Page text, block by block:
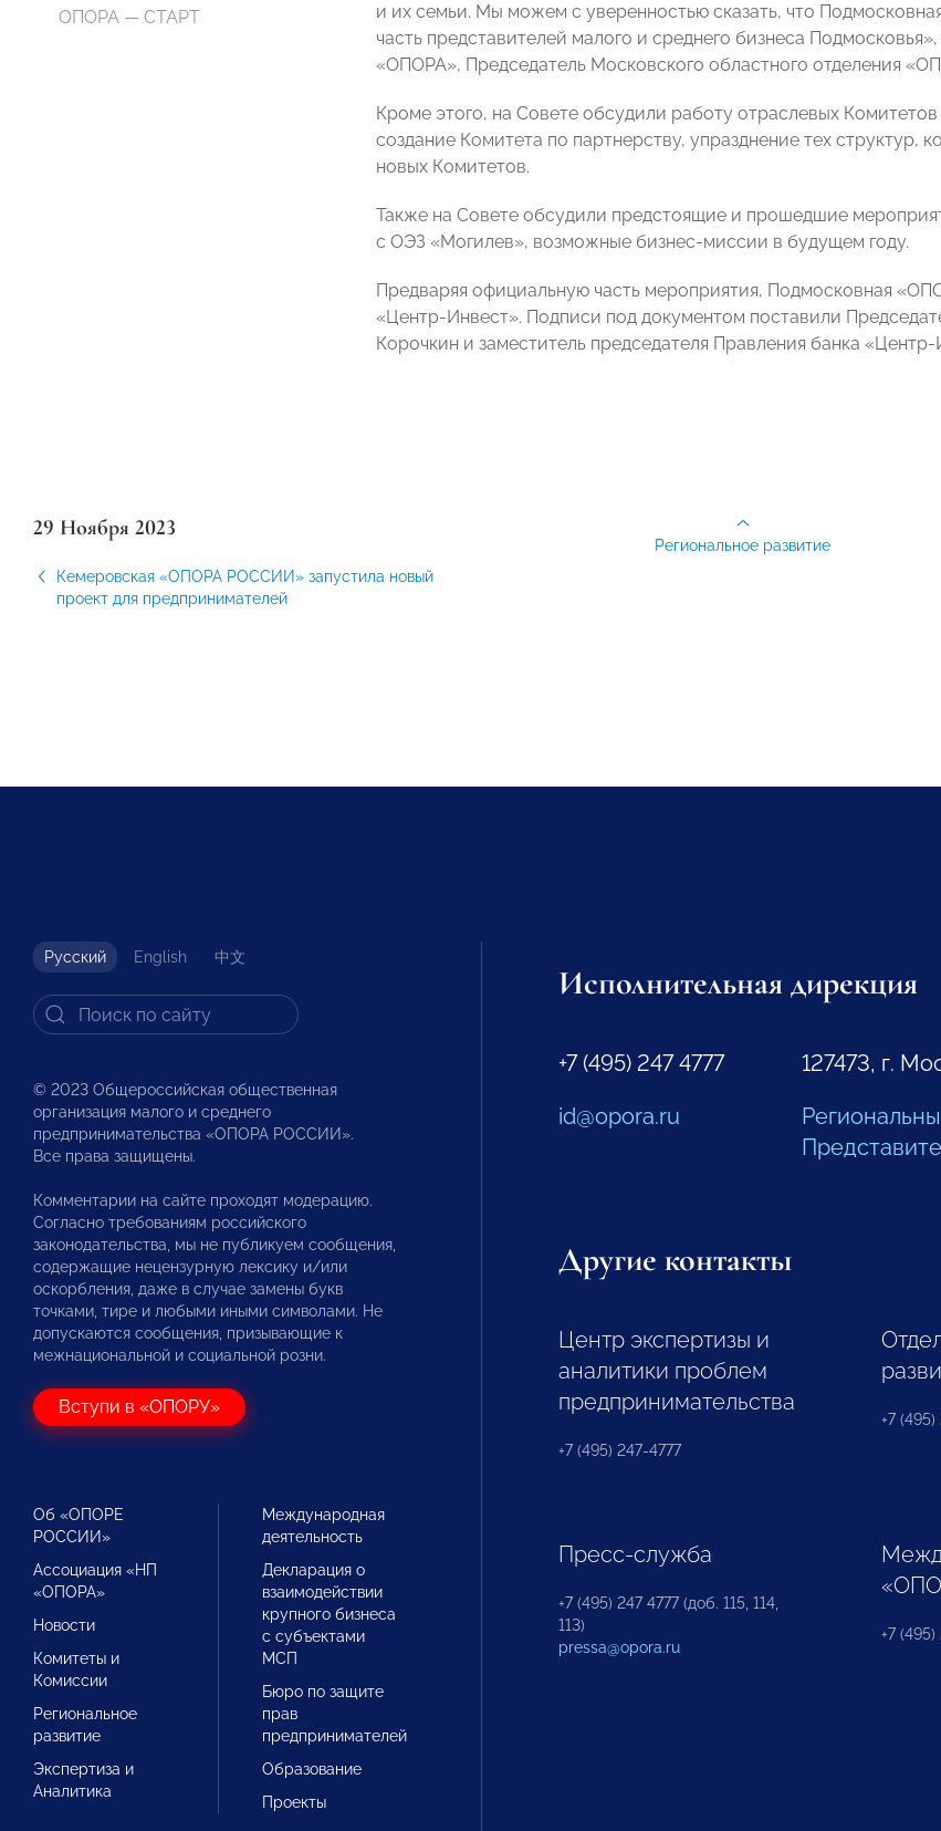
ОПОРА — СТАРТ
и их семьи. Мы можем с уверенностью сказать, что
часть представителей малого и среднего бизнеса
«ОПОРА», Председатель Московского областного отделения
Кроме этого, на Совете обсудили работу отраслевых
создание Комитета по партнерству, упразднение тех структур,
новых Комитетов.
Также на Совете обсудили предстоящие и прошедшие
с ОЭЗ «Могилев», возможные бизнес-миссии в будущем году.
Предваряя официальную часть мероприятия, Подмосковная
«Центр-Инвест». Подписи под документом поставили
Корочкин и заместитель председателя Правления банка
29 Ноября 2023
Кемеровская «ОПОРА РОССИИ» запустила новый
проект для предпринимателей
Региональное развитие
Русский English 中文
© 2023 Общероссийская общественная
организация малого и среднего
предпринимательства «ОПОРА РОССИИ».
Все права защищены.
Комментарии на сайте проходят модерацию.
Согласно требованиям российского
законодательства, мы не публикуем сообщения,
содержащие нецензурную лексику и/или
оскорбления, даже в случае замены букв
точками, тире и любыми иными символами. Не
допускаются сообщения, призывающие к
межнациональной и социальной розни.
Вступи в «ОПОРУ»
Об «ОПОРЕ
РОССИИ»
Ассоциация «НП
«ОПОРА»
Новости
Комитеты и
Комиссии
Региональное
развитие
Экспертиза и
Аналитика
Международная
деятельность
Декларация о
взаимодействии
крупного бизнеса
с субъектами
МСП
Бюро по защите
прав
предпринимателей
Образование
Проекты
Исполнительная дирекция
+7 (495) 247 4777
id@opora.ru
127473, г.
Другие контакты
Центр экспертизы и
аналитики проблем
предпринимательства
+7 (495) 247-4777
+7 (495)
Пресс-служба
+7 (495) 247 4777 (доб. 115, 114,
113)
pressa@opora.ru
+7